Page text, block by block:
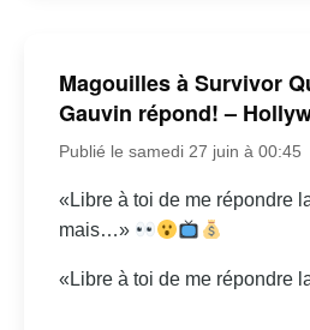
Magouilles à Survivor
Gauvin répond! –
Publié le samedi 27 juin à 00:45
«Libre à toi de me répondre
mais…»
«Libre à toi de me répondre